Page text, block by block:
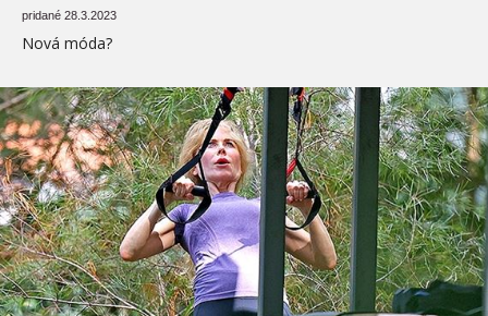
pridané 28.3.2023
Nová móda?